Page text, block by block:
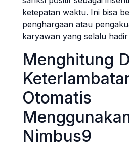
ketepatan waktu. Ini bisa
penghargaan atau
karyawan yang selalu
Menghitung
Otomatis
Nimbus9